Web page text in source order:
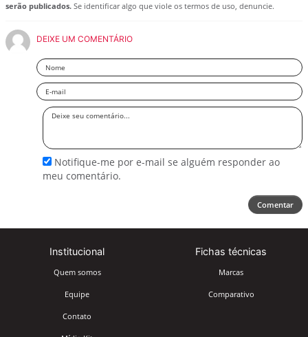
serão publicados. Se identificar algo que viole os termos de uso, denuncie.
DEIXE UM COMENTÁRIO
Nome
Email
Deixe
Notifique-me por e-mail se alguém responder ao
meu comentário.
Comentar
Institucional
Quem somos
Equipe
Contato
Fichas técnicas
Marcas
Comparativo